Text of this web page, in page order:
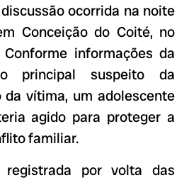
ocorrida na noite
Conceição do Coité, no
informações da
principal suspeito da
vítima, um adolescente
agido para proteger a
familiar.
por volta das